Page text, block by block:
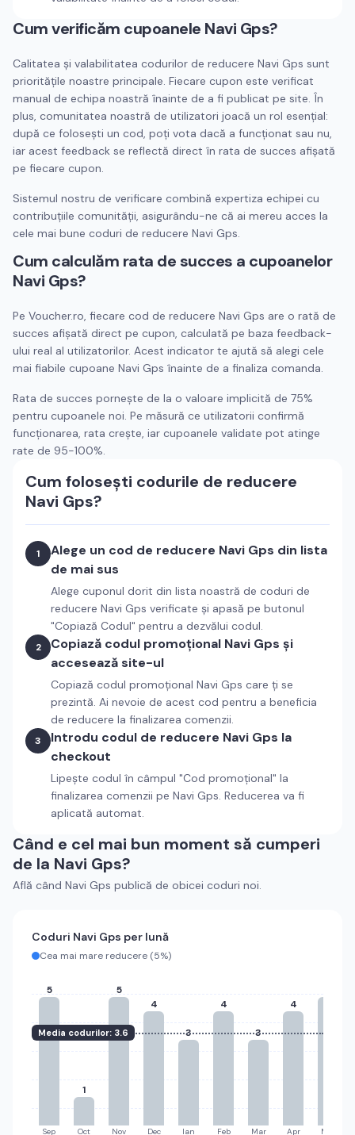
Cum verificăm cupoanele Navi Gps?
Calitatea și valabilitatea codurilor de reducere Navi Gps sunt
prioritățile noastre principale. Fiecare cupon este verificat
manual de echipa noastră înainte de a fi publicat pe site. În
plus, comunitatea noastră de utilizatori joacă un rol esențial:
după ce folosești un cod, poți vota dacă a funcționat sau nu,
iar acest feedback se reflectă direct în rata de succes afișată
pe fiecare cupon.
Sistemul nostru de verificare combină expertiza echipei cu
contribuțiile comunității, asigurându-ne că ai mereu acces la
cele mai bune coduri de reducere Navi Gps.
Cum calculăm rata de succes a cupoanelor
Navi Gps?
Pe Voucher.ro, fiecare cod de reducere Navi Gps are o rată de
succes afișată direct pe cupon, calculată pe baza feedback-
ului real al utilizatorilor. Acest indicator te ajută să alegi cele
mai fiabile cupoane Navi Gps înainte de a finaliza comanda.
Rata de succes pornește de la o valoare implicită de 75%
pentru cupoanele noi. Pe măsură ce utilizatorii confirmă
funcționarea, rata crește, iar cupoanele validate pot atinge
rate de 95-100%.
Cum folosești codurile de reducere
Navi Gps?
1 Alege un cod de reducere Navi Gps din lista
de mai sus
Alege cuponul dorit din lista noastră de coduri de
reducere Navi Gps verificate și apasă pe butonul
"Copiază Codul" pentru a dezvălui codul.
2 Copiază codul promoțional Navi Gps și
accesează site-ul
Copiază codul promoțional Navi Gps care ți se
prezintă. Ai nevoie de acest cod pentru a beneficia
de reducere la finalizarea comenzii.
3 Introdu codul de reducere Navi Gps la
checkout
Lipește codul în câmpul "Cod promoțional" la
finalizarea comenzii pe Navi Gps. Reducerea va fi
aplicată automat.
Când e cel mai bun moment să cumperi
de la Navi Gps?
Află când Navi Gps publică de obicei coduri noi.
Coduri Navi Gps per lună
Cea mai mare reducere (5%)
Media codurilor: 3.6
5
Sep
1
Oct
5
Nov
4
Dec
3
Ian
4
Feb
3
Mar
4
Apr Mai